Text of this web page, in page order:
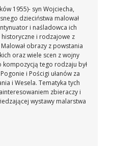
1955)- syn Wojciecha,
dzieciństwa malował
i naśladowca ich
historyczne i rodzajowe z
obrazy z powstania
oraz wiele scen z wojny
tego rodzaju był
i Pościgi ułanów za
i Wesela. Tematyka tych
zbieraczy i
wystawy malarstwa